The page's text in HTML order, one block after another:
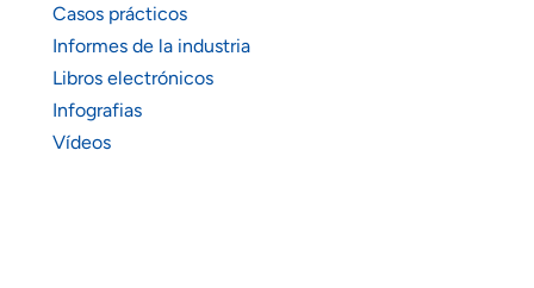
Casos prácticos
Informes de la industria
Libros electrónicos
Infografias
Vídeos